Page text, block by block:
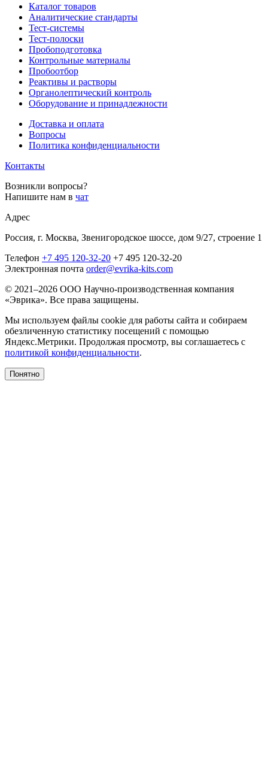
Каталог товаров
Аналитические стандарты
Тест-системы
Тест-полоски
Пробоподготовка
Контрольные материалы
Пробоотбор
Реактивы и растворы
Органолептический контроль
Оборудование и принадлежности
Доставка и оплата
Вопросы
Политика конфиденциальности
Контакты
Возникли вопросы?
Напишите нам в чат
Адрес
Россия, г. Москва, Звенигородское шоссе, дом 9/27, строение 1
Телефон +7 495 120-32-20 +7 495 120-32-20
Электронная почта order@evrika-kits.com
© 2021–2026 ООО Научно-производственная компания
«Эврика». Все права защищены.
Мы используем файлы cookie для работы сайта и собираем
обезличенную статистику посещений с помощью
Яндекс.Метрики. Продолжая просмотр, вы соглашаетесь с
политикой конфиденциальности.
Понятно